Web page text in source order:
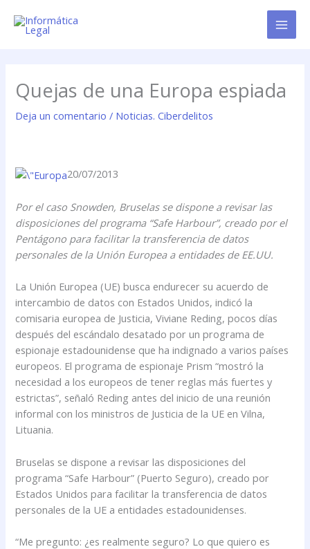
contenido
Quejas de una Europa espiada
Deja un comentario / Noticias. Ciberdelitos
20/07/2013
Por el caso Snowden, Bruselas se dispone a revisar las
disposiciones del programa “Safe Harbour”, creado por el
Pentágono para facilitar la transferencia de datos
personales de la Unión Europea a entidades de EE.UU.
La Unión Europea (UE) busca endurecer su acuerdo de
intercambio de datos con Estados Unidos, indicó la
comisaria europea de Justicia, Viviane Reding, pocos días
después del escándalo desatado por un programa de
espionaje estadounidense que ha indignado a varios países
europeos. El programa de espionaje Prism “mostró la
necesidad a los europeos de tener reglas más fuertes y
estrictas”, señaló Reding antes del inicio de una reunión
informal con los ministros de Justicia de la UE en Vilna,
Lituania.
Bruselas se dispone a revisar las disposiciones del
programa “Safe Harbour” (Puerto Seguro), creado por
Estados Unidos para facilitar la transferencia de datos
personales de la UE a entidades estadounidenses.
“Me pregunto: ¿es realmente seguro? Lo que quiero es